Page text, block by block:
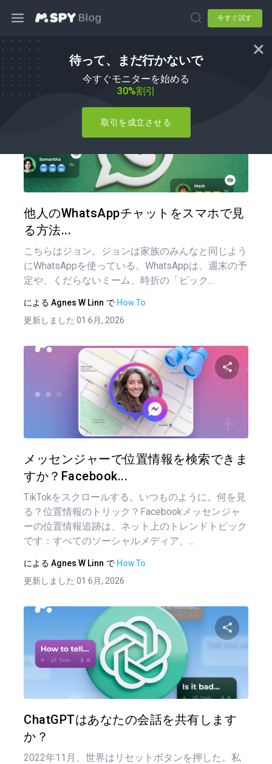
今すぐ試す
待って、まだ行かないで
今すぐモニターを始める
30%割引
取引を成立させる
ハウツー
他人のWhatsAppチャットをスマホで見
る方法...
こちらはジョン。ジョンは家族のみんなと同じよう
にWhatsAppを使っている。WhatsAppは、週末の予
定や、くだらないミーム、時折の「ピック...
による Agnes W Linn で How To
更新しました 01 6月, 2026
メッセンジャーで位置情報を検索できま
すか？Facebook...
TikTokをスクロールする。いつものように。何を見
る？位置情報のトリック？Facebookメッセンジャ
ーの位置情報追跡は、ネット上のトレンドトピック
です：すべてのソーシャルメディア、...
による Agnes W Linn で How To
更新しました 01 6月, 2026
ChatGPTはあなたの会話を共有します
か？
2022年11月、世界はリセットボタンを押した。私